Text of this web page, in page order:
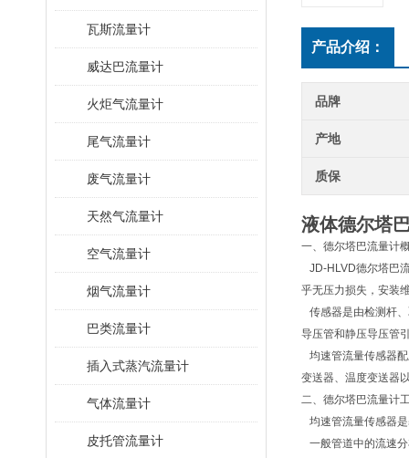
瓦斯流量计
威达巴流量计
火炬气流量计
尾气流量计
废气流量计
天然气流量计
空气流量计
烟气流量计
巴类流量计
插入式蒸汽流量计
气体流量计
皮托管流量计
产品介绍：
品牌
产地
质保
液体德尔塔
一、德尔塔巴流量计
JD-HLVD德尔塔巴
乎无压力损失，安装
传感器是由检测杆
导压管和静压导压管
均速管流量传感器
变送器、温度变送器
二、德尔塔巴流量计
均速管流量传感器
一般管道中的流速